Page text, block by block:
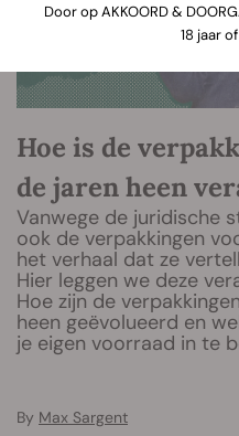
Hoe is de
de jaren heen
Vanwege de juridische
ook de verpakkingen
het verhaal dat ze
Hier leggen we deze
Hoe zijn de
heen geëvolueerd en
je eigen voorraad in te
By Max Sargent
Door op AKKOORD &
18 jaar